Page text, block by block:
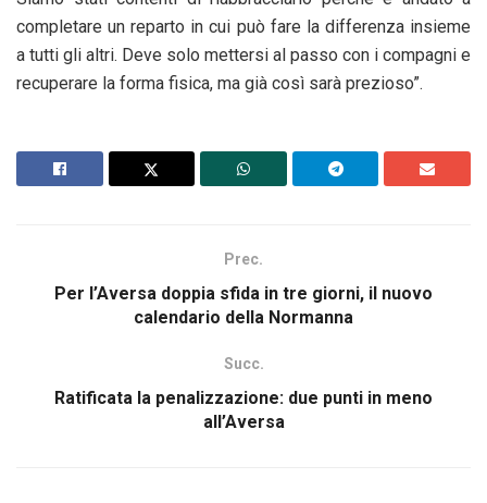
completare un reparto in cui può fare la differenza insieme
a tutti gli altri. Deve solo mettersi al passo con i compagni e
recuperare la forma fisica, ma già così sarà prezioso”.
Prec.
Per l’Aversa doppia sfida in tre giorni, il nuovo
calendario della Normanna
Succ.
Ratificata la penalizzazione: due punti in meno
all’Aversa